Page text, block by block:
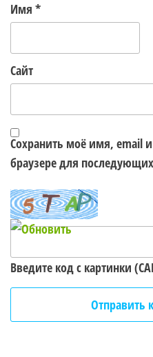
Имя *
Сайт
Сохранить моё имя, email и
браузере для
Введите код с картинки